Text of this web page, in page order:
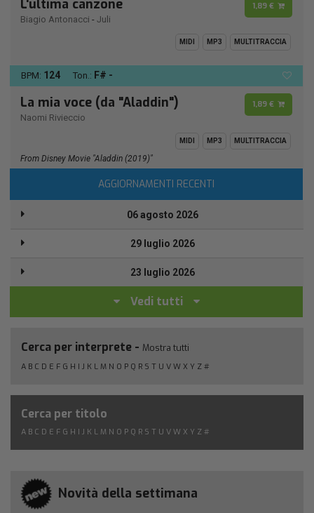
L'ultima canzone
Biagio Antonacci - Juli
1,89 €
MIDI MP3 MULTITRACCIA
BPM: 124 Ton.: F# -
La mia voce (da "Aladdin")
Naomi Rivieccio
1,89 €
MIDI MP3 MULTITRACCIA
From Disney Movie "Aladdin (2019)"
AGGIORNAMENTI RECENTI
06 agosto 2026
29 luglio 2026
23 luglio 2026
Vedi tutti
Cerca per interprete - Mostra tutti
A B C D E F G H I J K L M N O P Q R S T U V W X Y Z #
Cerca per titolo
A B C D E F G H I J K L M N O P Q R S T U V W X Y Z #
Novità della settimana